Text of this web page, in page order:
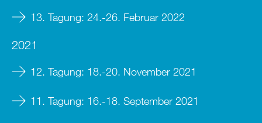
13. Tagung: 24.-26. Februar 2022
2021
12. Tagung: 18.-20. November 2021
11. Tagung: 16.-18. September 2021